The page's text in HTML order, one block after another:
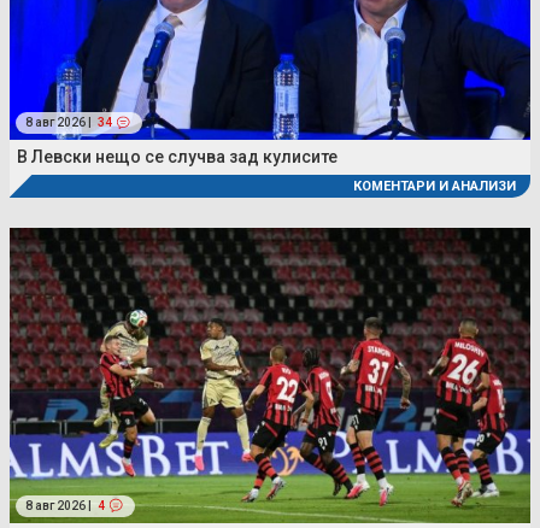
8 авг 2026 | 34
В Левски нещо се случва зад кулисите
КОМЕНТАРИ И АНАЛИЗИ
8 авг 2026 | 4